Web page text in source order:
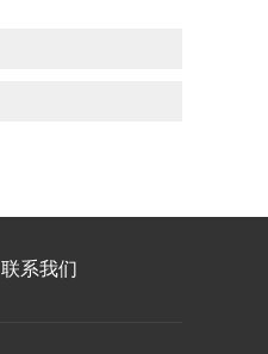
联系我们